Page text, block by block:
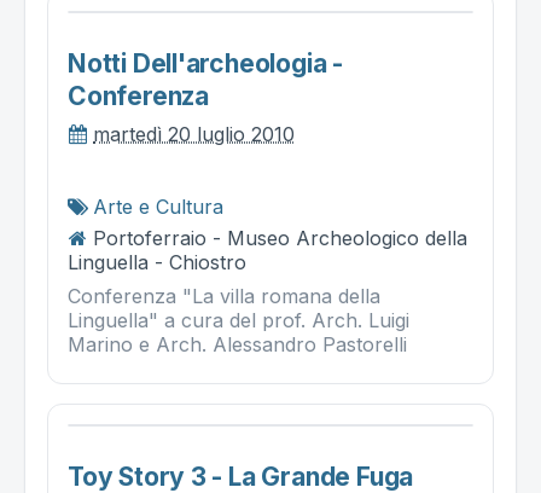
Notti Dell'archeologia -
Conferenza
martedì 20 luglio 2010
Arte e Cultura
Portoferraio - Museo Archeologico della
Linguella - Chiostro
Conferenza "La villa romana della
Linguella" a cura del prof. Arch. Luigi
Marino e Arch. Alessandro Pastorelli
Toy Story 3 - La Grande Fuga